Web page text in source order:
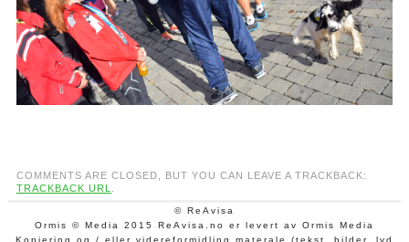
COMMENTS ARE CLOSED, BUT YOU CAN LEAVE A TRACKBACK:
TRACKBACK URL
© ReAvisa
Ormis © Media 2015 ReAvisa.no er levert av Ormis Media
Kopiering og / eller videreformidling materale (tekst, bilder, lyd